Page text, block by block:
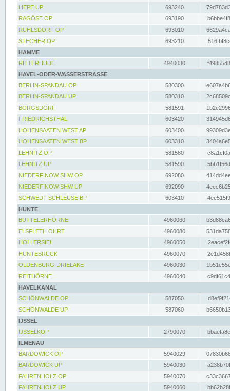
LIEPE UP
693240
RAGÖSE OP
693190
RUHLSDORF OP
693010
STECHER OP
693210
HAMME
RITTERHUDE
4940030
HAVEL-ODER-WASSERSTRASSE
BERLIN-SPANDAU OP
580300
BERLIN-SPANDAU UP
580310
BORGSDORF
581591
FRIEDRICHSTHAL
603420
HOHENSAATEN WEST AP
603400
HOHENSAATEN WEST BP
603310
LEHNITZ OP
581580
LEHNITZ UP
581590
NIEDERFINOW SHW OP
692080
NIEDERFINOW SHW UP
692090
SCHWEDT SCHLEUSE BP
603410
HUNTE
BUTTELERHÖRNE
4960060
ELSFLETH OHRT
4960080
HOLLERSIEL
4960050
HUNTEBRÜCK
4960070
OLDENBURG-DRIELAKE
4960030
REITHÖRNE
4960040
HAVELKANAL
SCHÖNWALDE OP
587050
SCHÖNWALDE UP
587060
IJSSEL
IJSSELKOP
2790070
ILMENAU
BARDOWICK OP
5940029
BARDOWICK UP
5940030
FAHRENHOLZ OP
5940070
FAHRENHOLZ UP
5940060